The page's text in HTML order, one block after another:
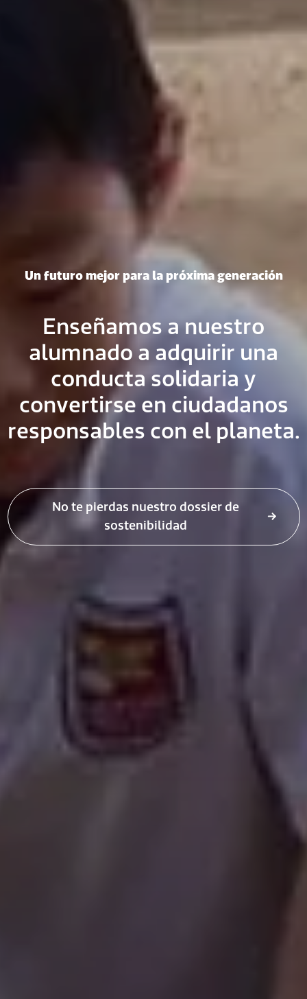
Un futuro mejor para la próxima generación
Enseñamos a nuestro
alumnado a adquirir una
conducta solidaria y
convertirse en ciudadanos
responsables con el planeta.
No te pierdas nuestro dossier de
sostenibilidad